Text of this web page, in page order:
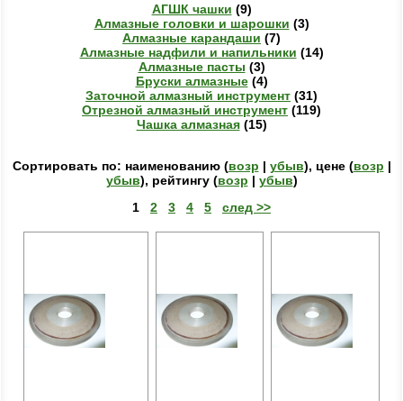
АГШК чашки (9)
Алмазные головки и шарошки (3)
Алмазные карандаши (7)
Алмазные надфили и напильники (14)
Алмазные пасты (3)
Бруски алмазные(4)
Заточной алмазный инструмент (31)
Отрезной алмазный инструмент (119)
Чашка алмазная(15)
Сортировать по: наименованию (возр | убыв), цене (возр |
убыв), рейтингу (возр | убыв)
1
2 3 4 5 след >>